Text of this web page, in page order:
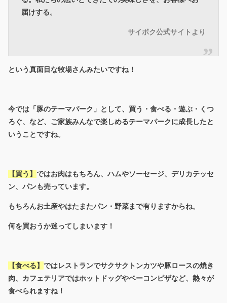
届けする。
サイボク公式サイトより
という真面目な牧場さんみたいですね！
今では「豚のテーマパーク」として、買う・食べる・遊ぶ・くつ
ろぐ、など、ご家族みんなで楽しめるテーマパークに成長したと
いうことですね。
【買う】 ではお肉はもちろん、ハムやソーセージ、デリカテッセ
ン、パンも売っています。
もちろんお土産やはたまたパン・野菜まで有りますからね。
何を買おうか迷ってしまいます！
【食べる】 ではレストランでサクサクトンカツや豚ロースの焼き
肉、カフェテリアではホットドッグやベーコンピザなど、熱々が
食べられますね！